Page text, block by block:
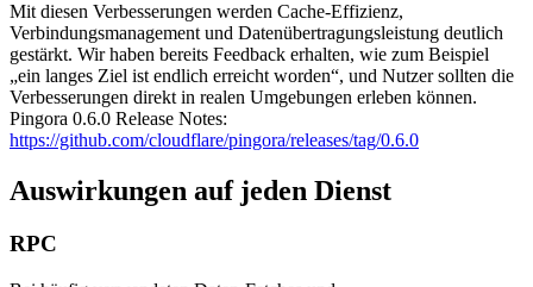
Mit diesen Verbesserungen werden Cache-Effizienz,
Verbindungsmanagement und Datenübertragungsleistung deutlich
gestärkt. Wir haben bereits Feedback erhalten, wie zum Beispiel
„ein langes Ziel ist endlich erreicht worden“, und Nutzer sollten die
Verbesserungen direkt in realen Umgebungen erleben können.
Pingora 0.6.0 Release Notes:
https://github.com/cloudflare/pingora/releases/tag/0.6.0
Auswirkungen auf jeden Dienst
RPC